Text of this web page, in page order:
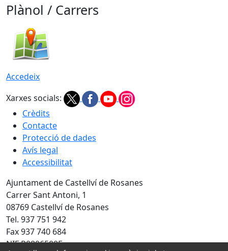
Plànol / Carrers
Accedeix
Xarxes socials:
Crèdits
Contacte
Protecció de dades
Avís legal
Accessibilitat
Ajuntament de Castellví de Rosanes
Carrer Sant Antoni, 1
08769 Castellví de Rosanes
Tel. 937 751 942
Fax 937 740 684
NIF P0806500E